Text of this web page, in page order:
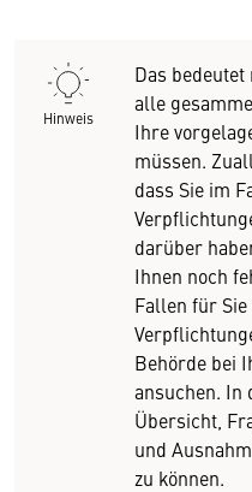
Hinweis
Das
alle
Ihre
müssen.
dass Sie im
darüber
Ihnen noch
Fallen für
Behörde bei
ansuchen. In
Übersicht,
und
zu können.